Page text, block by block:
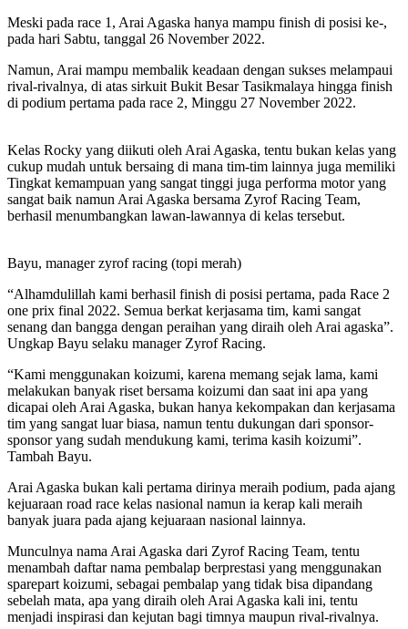
Meski pada race 1, Arai Agaska hanya mampu finish di posisi ke-,
pada hari Sabtu, tanggal 26 November 2022.
Namun, Arai mampu membalik keadaan dengan sukses melampaui
rival-rivalnya, di atas sirkuit Bukit Besar Tasikmalaya hingga finish
di podium pertama pada race 2, Minggu 27 November 2022.
Kelas Rocky yang diikuti oleh Arai Agaska, tentu bukan kelas yang
cukup mudah untuk bersaing di mana tim-tim lainnya juga memiliki
Tingkat kemampuan yang sangat tinggi juga performa motor yang
sangat baik namun Arai Agaska bersama Zyrof Racing Team,
berhasil menumbangkan lawan-lawannya di kelas tersebut.
Bayu, manager zyrof racing (topi merah)
“Alhamdulillah kami berhasil finish di posisi pertama, pada Race 2
one prix final 2022. Semua berkat kerjasama tim, kami sangat
senang dan bangga dengan peraihan yang diraih oleh Arai agaska”.
Ungkap Bayu selaku manager Zyrof Racing.
“Kami menggunakan koizumi, karena memang sejak lama, kami
melakukan banyak riset bersama koizumi dan saat ini apa yang
dicapai oleh Arai Agaska, bukan hanya kekompakan dan kerjasama
tim yang sangat luar biasa, namun tentu dukungan dari sponsor-
sponsor yang sudah mendukung kami, terima kasih koizumi”.
Tambah Bayu.
Arai Agaska bukan kali pertama dirinya meraih podium, pada ajang
kejuaraan road race kelas nasional namun ia kerap kali meraih
banyak juara pada ajang kejuaraan nasional lainnya.
Munculnya nama Arai Agaska dari Zyrof Racing Team, tentu
menambah daftar nama pembalap berprestasi yang menggunakan
sparepart koizumi, sebagai pembalap yang tidak bisa dipandang
sebelah mata, apa yang diraih oleh Arai Agaska kali ini, tentu
menjadi inspirasi dan kejutan bagi timnya maupun rival-rivalnya.